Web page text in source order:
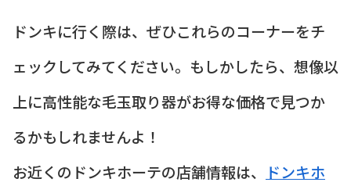
ドンキに行く際は、ぜひこれらのコーナーをチ
ェックしてみてください。もしかしたら、想像以
上に高性能な毛玉取り器がお得な価格で見つか
るかもしれませんよ！
お近くのドンキホーテの店舗情報は、
ドンキホ